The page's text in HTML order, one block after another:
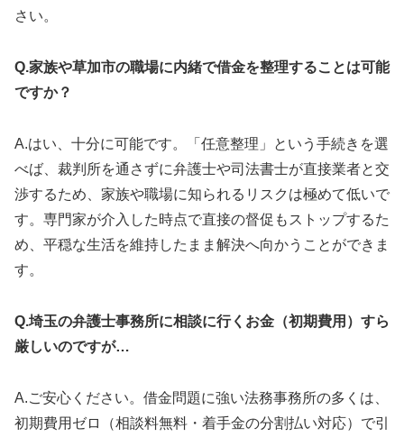
さい。
Q.家族や草加市の職場に内緒で借金を整理することは可能
ですか？
A.はい、十分に可能です。「任意整理」という手続きを選
べば、裁判所を通さずに弁護士や司法書士が直接業者と交
渉するため、家族や職場に知られるリスクは極めて低いで
す。専門家が介入した時点で直接の督促もストップするた
め、平穏な生活を維持したまま解決へ向かうことができま
す。
Q.埼玉の弁護士事務所に相談に行くお金（初期費用）すら
厳しいのですが…
A.ご安心ください。借金問題に強い法務事務所の多くは、
初期費用ゼロ（相談料無料・着手金の分割払い対応）で引